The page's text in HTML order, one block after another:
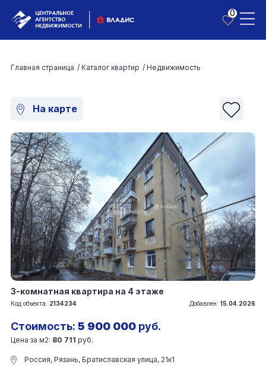
0
Главная страница / Каталог квартир / Недвижимость
На карте
3-комнатная квартира на 4 этаже
Код объекта: 2134234 Добавлен: 15.04.2026
Стоимость: 5 900 000 руб.
Цена за м2: 80 711 руб.
Россия, Рязань, Братиславская улица, 21к1